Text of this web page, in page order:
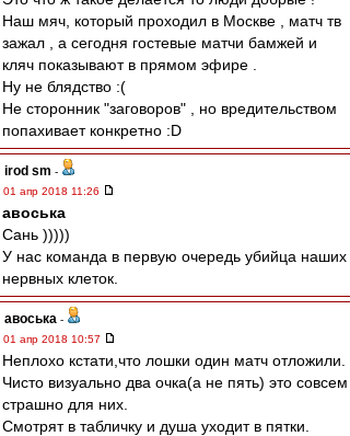
Наш мяч, который проходил в Москве , матч тв
зажал , а сегодня гостевые матчи бамжей и
кляч показывают в прямом эфире .
Ну не блядство :(
Не сторонник "заговоров" , но вредительством
попахивает конкретно :D
irod sm -
01 апр 2018 11:26
авоська
Сань )))))
У нас команда в первую очередь убийца наших
нервных клеток.
авоська -
01 апр 2018 10:57
Неплохо кстати,что лошки один матч отложили.
Чисто визуально два очка(а не пять) это совсем
страшно для них.
Смотрят в табличку и душа уходит в пятки.